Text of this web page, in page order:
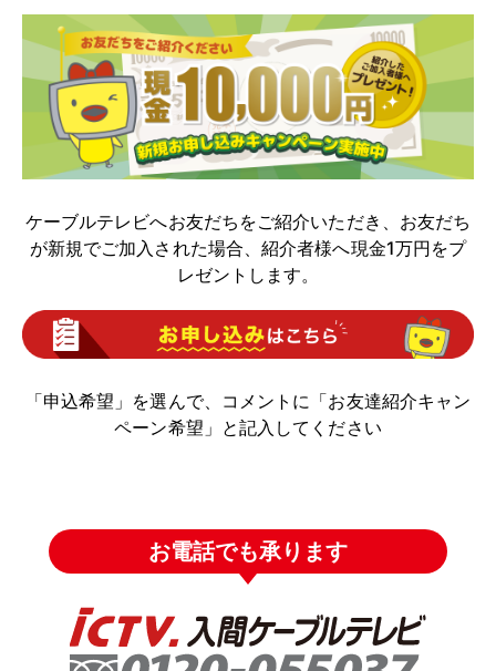
ケーブルテレビへお友だちをご紹介いただき、お友だち
が新規でご加入された場合、紹介者様へ現金1万円をプ
レゼントします。
「申込希望」を選んで、コメントに「お友達紹介キャン
ペーン希望」と記入してください
お電話でも承ります